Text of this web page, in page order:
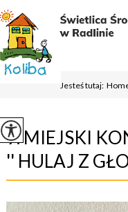
Jesteś tutaj:
9. MIEJSKI
'' HULAJ Z